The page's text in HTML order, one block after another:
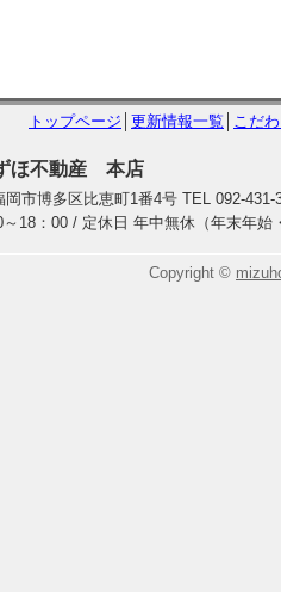
トップページ 更新情報一覧 こだ
ほ不動産 本店
市博多区比恵町1番4号 TEL 092-431-
18：00 / 定休日 年中無休（年末年始
Copyright ©